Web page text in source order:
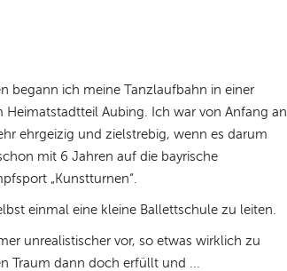
begann ich meine Tanzlaufbahn in einer
Aubing. Ich war von Anfang an
ehrgeizig und zielstrebig, wenn es darum
mit 6 Jahren auf die bayrische
„Kunstturnen“.
einmal eine kleine Ballettschule zu leiten.
unrealistischer vor, so etwas wirklich zu
Traum dann doch erfüllt und ...